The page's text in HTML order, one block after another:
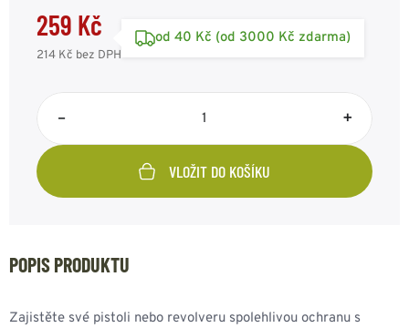
259 Kč
214 Kč bez DPH
od 40 Kč (od 3000 Kč zdarma)
– +
VLOŽIT DO KOŠÍKU
POPIS PRODUKTU
Zajistěte své pistoli nebo revolveru spolehlivou ochranu s